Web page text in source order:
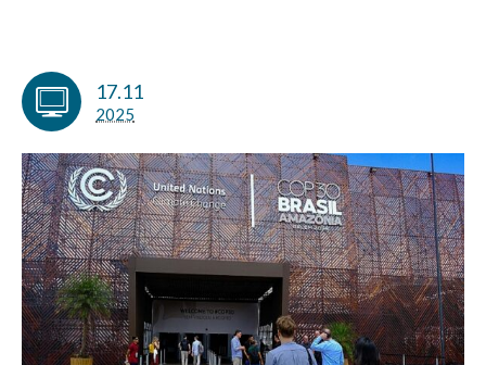
17.11
2025